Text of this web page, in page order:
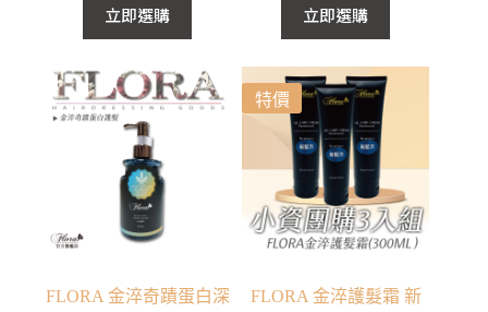
始
價
NT$2,940。
前
價
NT$2,352。
立即選購 立即選購
FLORA 金淬奇蹟蛋白深
特價
FLORA 金淬護髮霜 新